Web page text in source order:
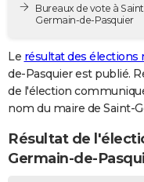
Destinations
City break
Voyage nature
Voyage de noces
Forum
PHOTO
GUIDES D'ACHAT
BONS PLANS
CARTE DE VOEUX
Carte de Noël
Carte Bonne année
Carte Saint-Valentin
Carte Pâques
Carte d'anniversaire
DICTIONNAIRE
Bureaux de vote à
Germain-de-Pasquier
Le résultat des élections
de-Pasquier est publié.
de l'élection
nom du maire de Saint-
Résultat de
Germain-de-